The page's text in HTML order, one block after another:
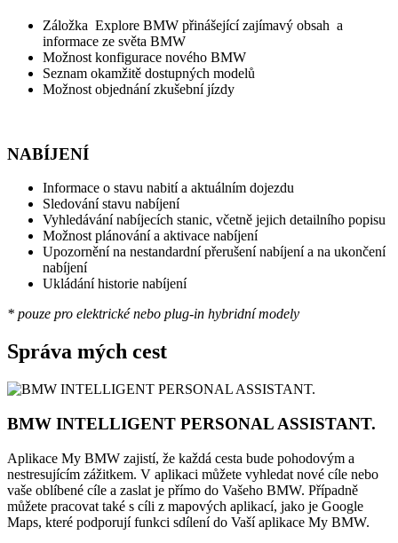
Záložka Explore BMW přinášející zajímavý obsah a
informace ze světa BMW
Možnost konfigurace nového BMW
Seznam okamžitě dostupných modelů
Možnost objednání zkušební jízdy
NABÍJENÍ
Informace o stavu nabití a aktuálním dojezdu
Sledování stavu nabíjení
Vyhledávání nabíjecích stanic, včetně jejich detailního popisu
Možnost plánování a aktivace nabíjení
Upozornění na nestandardní přerušení nabíjení a na ukončení
nabíjení
Ukládání historie nabíjení
* pouze pro elektrické nebo plug-in hybridní modely
Správa mých cest
BMW INTELLIGENT PERSONAL ASSISTANT.
Aplikace My BMW zajistí, že každá cesta bude pohodovým a
nestresujícím zážitkem. V aplikaci můžete vyhledat nové cíle nebo
vaše oblíbené cíle a zaslat je přímo do Vašeho BMW. Případně
můžete pracovat také s cíli z mapových aplikací, jako je Google
Maps, které podporují funkci sdílení do Vaší aplikace My BMW.